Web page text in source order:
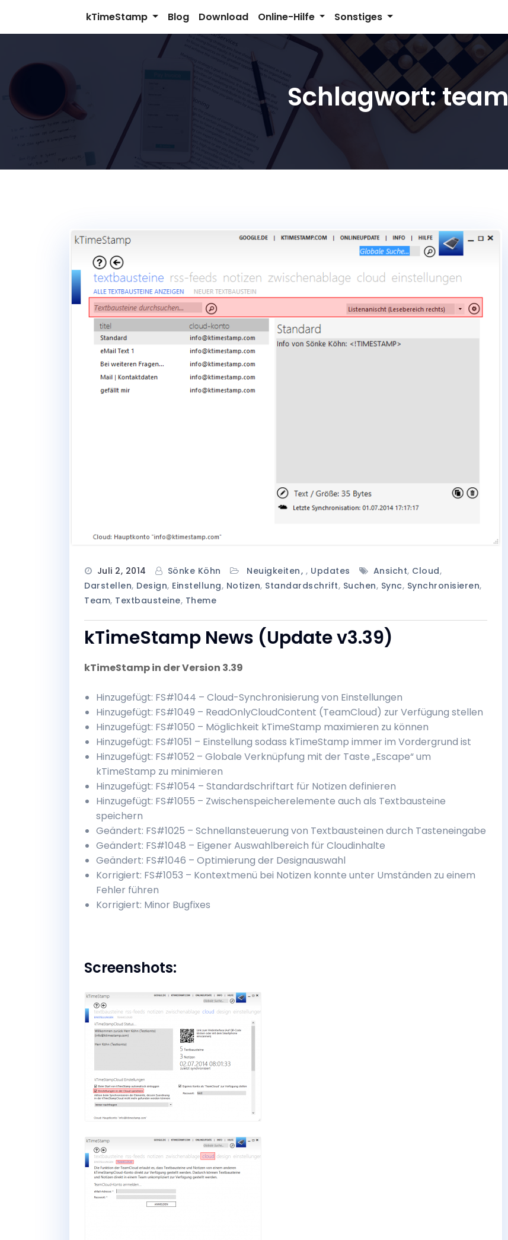
springen
kTimeStamp Blog Download Online-Hilfe Sonstiges
Schlagwort:team
Juli 2, 2014 Sönke Köhn Neuigkeiten , Updates Ansicht, Cloud,
Darstellen, Design, Einstellung, Notizen, Standardschrift, Suchen, Sync, Synchronisieren,
Team, Textbausteine, Theme
kTimeStamp News (Update v3.39)
kTimeStamp in der Version 3.39
Hinzugefügt: FS#1044 – Cloud-Synchronisierung von Einstellungen
Hinzugefügt: FS#1049 – ReadOnlyCloudContent (TeamCloud) zur Verfügung stellen
Hinzugefügt: FS#1050 – Möglichkeit kTimeStamp maximieren zu können
Hinzugefügt: FS#1051 – Einstellung sodass kTimeStamp immer im Vordergrund ist
Hinzugefügt: FS#1052 – Globale Verknüpfung mit der Taste „Escape“ um
kTimeStamp zu minimieren
Hinzugefügt: FS#1054 – Standardschriftart für Notizen definieren
Hinzugefügt: FS#1055 – Zwischenspeicherelemente auch als Textbausteine
speichern
Geändert: FS#1025 – Schnellansteuerung von Textbausteinen durch Tasteneingabe
Geändert: FS#1048 – Eigener Auswahlbereich für Cloudinhalte
Geändert: FS#1046 – Optimierung der Designauswahl
Korrigiert: FS#1053 – Kontextmenü bei Notizen konnte unter Umständen zu einem
Fehler führen
Korrigiert: Minor Bugfixes
Screenshots: